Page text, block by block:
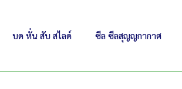
บด หั่น สับ สไลด์ ซีล ซีลสุญญกากาศ